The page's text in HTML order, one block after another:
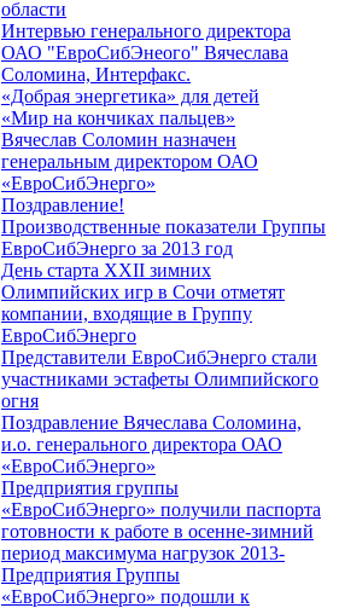
области
Интервью генерального директора
ОАО "ЕвроСибЭнеого" Вячеслава
Соломина, Интерфакс.
«Добрая энергетика» для детей
«Мир на кончиках пальцев»
Вячеслав Соломин назначен
генеральным директором ОАО
«ЕвроСибЭнерго»
Поздравление!
Производственные показатели Группы
ЕвроСибЭнерго за 2013 год
День старта XXII зимних
Олимпийских игр в Сочи отметят
компании, входящие в Группу
ЕвроСибЭнерго
Представители ЕвроСибЭнерго стали
участниками эстафеты Олимпийского
огня
Поздравление Вячеслава Соломина,
и.о. генерального директора ОАО
«ЕвроСибЭнерго»
Предприятия группы
«ЕвроСибЭнерго» получили паспорта
готовности к работе в осенне-зимний
период максимума нагрузок 2013-
Предприятия Группы
«ЕвроСибЭнерго» подошли к